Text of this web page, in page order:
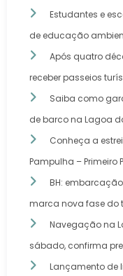
Estudantes e
de educação
Após quatro
receber passeios
Saiba como
de barco na Lagoa
Conheça a
Pampulha – Primeiro
BH:
marca nova fase do
Navegação na
sábado, confirma
Lançamento de